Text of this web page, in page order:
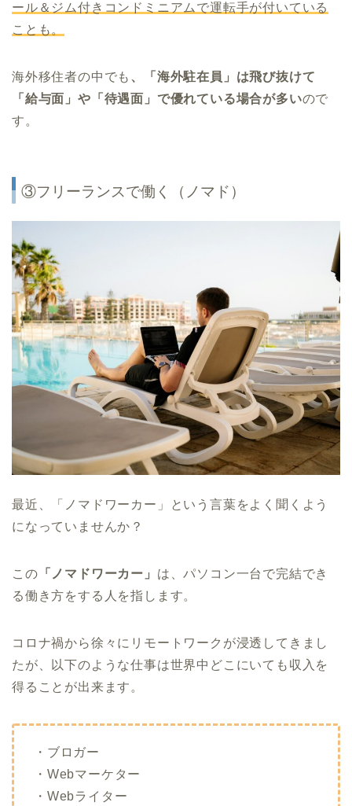
ール＆ジム付きコンドミニアムで運転手が付いている
ことも。
海外移住者の中でも 、「海外駐在員」は飛び抜けて
「給与面」や「待遇面」で優れている場合が多いので
す。
③フリーランスで働く（ノマド）
最近、「ノマドワーカー」という言葉をよく聞くよう
になっていませんか？
この 「ノマドワーカー」 は、パソコン一台で完結でき
る働き方をする人を指します。
コロナ禍から徐々にリモートワークが浸透してきまし
たが、以下のような仕事は世界中どこにいても収入を
得ることが出来ます。
・ブロガー
・Webマーケター
・Webライター